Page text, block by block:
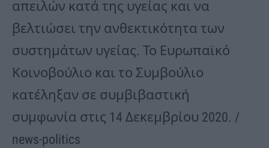
απειλών κατά της υγείας και να
βελτιώσει την ανθεκτικότητα των
συστημάτων υγείας. Το Ευρωπαϊκό
Κοινοβούλιο και το Συμβούλιο
κατέληξαν σε συμβιβαστική
συμφωνία στις 14 Δεκεμβρίου 2020. /
news-politics